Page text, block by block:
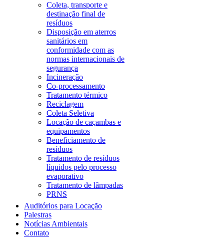
Coleta, transporte e
destinação final de
resíduos
Disposição em aterros
sanitários em
conformidade com as
normas internacionais de
segurança
Incineração
Co-processamento
Tratamento térmico
Reciclagem
Coleta Seletiva
Locação de caçambas e
equipamentos
Beneficiamento de
resíduos
Tratamento de resíduos
líquidos pelo processo
evaporativo
Tratamento de lâmpadas
PRNS
Auditórios para Locação
Palestras
Notícias Ambientais
Contato